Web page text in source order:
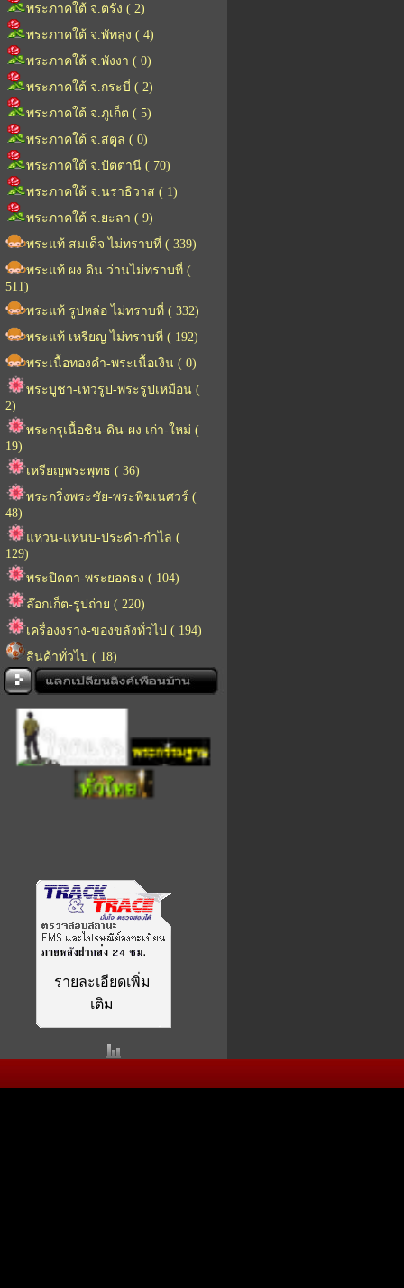
พระภาคใต้ จ.ตรัง ( 2)
พระภาคใต้ จ.พัทลุง ( 4)
พระภาคใต้ จ.พังงา ( 0)
พระภาคใต้ จ.กระบี่ ( 2)
พระภาคใต้ จ.ภูเก็ต ( 5)
พระภาคใต้ จ.สตูล ( 0)
พระภาคใต้ จ.ปัตตานี ( 70)
พระภาคใต้ จ.นราธิวาส ( 1)
พระภาคใต้ จ.ยะลา ( 9)
พระแท้ สมเด็จ ไม่ทราบที่ ( 339)
พระแท้ ผง ดิน ว่านไม่ทราบที่ (
511)
พระแท้ รูปหล่อ ไม่ทราบที่ ( 332)
พระแท้ เหรียญ ไม่ทราบที่ ( 192)
พระเนื้อทองคำ-พระเนื้อเงิน ( 0)
พระบูชา-เทวรูป-พระรูปเหมือน (
2)
พระกรุเนื้อชิน-ดิน-ผง เก่า-ใหม่ (
19)
เหรียญพระพุทธ ( 36)
พระกริ่งพระชัย-พระพิฆเนศวร์ (
48)
แหวน-แหนบ-ประคำ-กำไล (
129)
พระปิดตา-พระยอดธง ( 104)
ล๊อกเก็ต-รูปถ่าย ( 220)
เครื่องงราง-ของขลังทั่วไป ( 194)
สินค้าทั่วไป ( 18)
รายละเอียดเพิ่ม
เติม